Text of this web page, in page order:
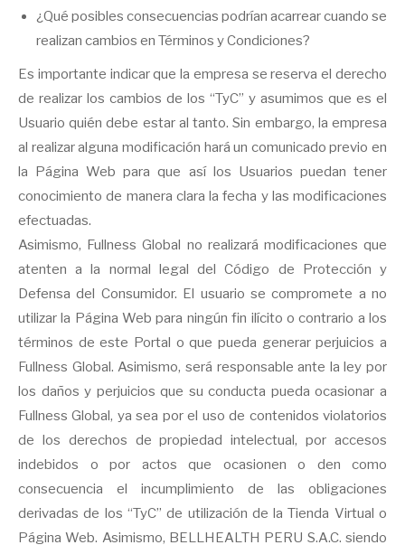
¿Qué posibles consecuencias podrían acarrear cuando se
realizan cambios en Términos y Condiciones?
Es importante indicar que la empresa se reserva el derecho
de realizar los cambios de los “TyC” y asumimos que es el
Usuario quién debe estar al tanto. Sin embargo, la empresa
al realizar alguna modificación hará un comunicado previo en
la Página Web para que así los Usuarios puedan tener
conocimiento de manera clara la fecha y las modificaciones
efectuadas.
Asimismo, Fullness Global no realizará modificaciones que
atenten a la normal legal del Código de Protección y
Defensa del Consumidor. El usuario se compromete a no
utilizar la Página Web para ningún fin ilícito o contrario a los
términos de este Portal o que pueda generar perjuicios a
Fullness Global. Asimismo, será responsable ante la ley por
los daños y perjuicios que su conducta pueda ocasionar a
Fullness Global, ya sea por el uso de contenidos violatorios
de los derechos de propiedad intelectual, por accesos
indebidos o por actos que ocasionen o den como
consecuencia el incumplimiento de las obligaciones
derivadas de los “TyC” de utilización de la Tienda Virtual o
Página Web. Asimismo, BELLHEALTH PERU S.A.C. siendo